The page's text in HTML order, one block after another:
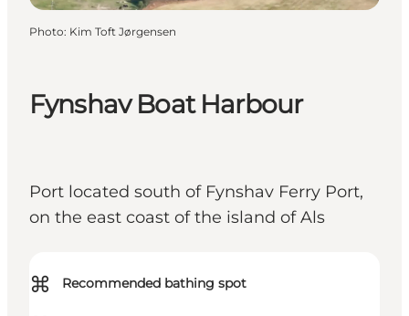
Fynshav Boat Harbour
Port located south of Fynshav Ferry Port,
on the east coast of the island of Als
⌘ Recommended bathing spot
Photo: Kim Toft Jørgensen